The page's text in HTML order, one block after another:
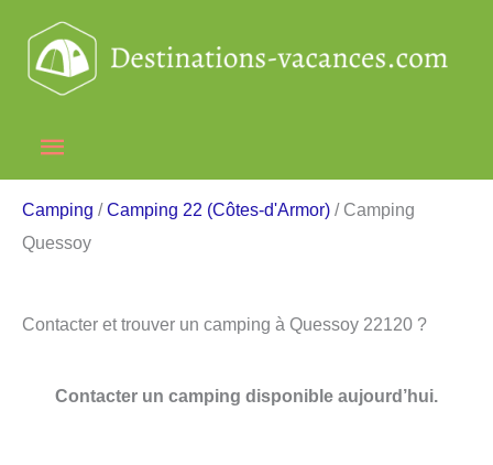
contenu
Menu
principal
Camping /Camping 22 (Côtes-d'Armor) / Camping
Quessoy
Contacter et trouver un camping à Quessoy 22120 ?
Contacter un camping disponible aujourd’hui.